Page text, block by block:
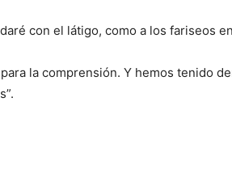
con el látigo, como a los fariseos
la comprensión. Y hemos tenido